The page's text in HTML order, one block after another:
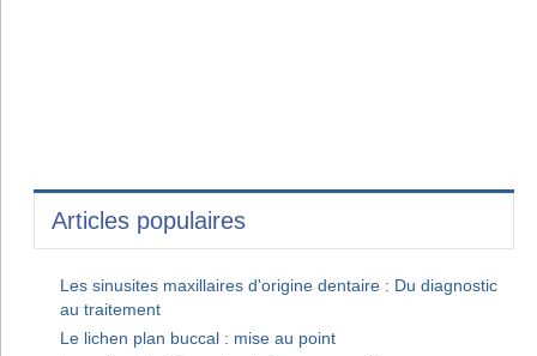
Articles populaires
Les sinusites maxillaires d'origine dentaire : Du diagnostic
au traitement
Le lichen plan buccal : mise au point